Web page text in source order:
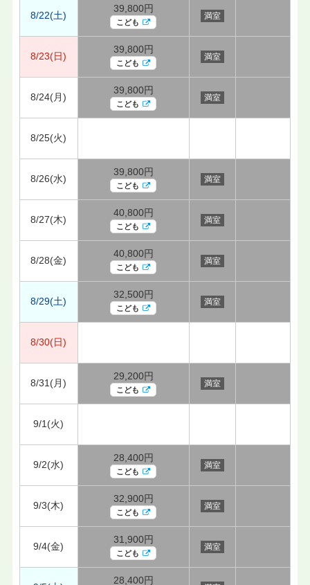
8/22(土)
39,800円
こども
満室
8/23(日)
39,800円
こども
満室
8/24(月)
39,800円
こども
満室
8/25(火)
8/26(水)
39,800円
こども
満室
8/27(木)
40,800円
こども
満室
8/28(金)
40,800円
こども
満室
8/29(土)
32,500円
こども
満室
8/30(日)
8/31(月)
29,200円
こども
満室
9/1(火)
9/2(水)
28,400円
こども
満室
9/3(木)
32,900円
こども
満室
9/4(金)
31,900円
こども
満室
28,400円